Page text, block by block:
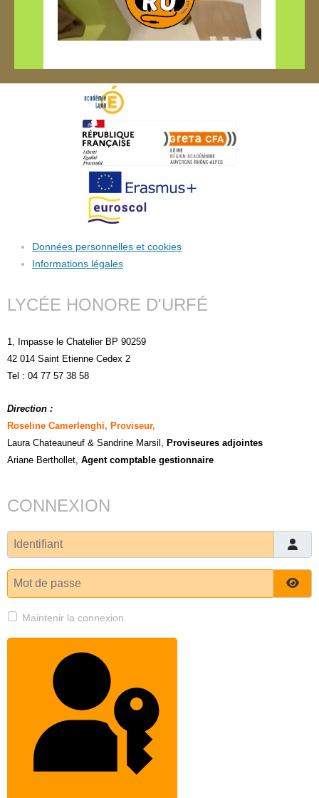
Données personnelles et cookies
Informations légales
LYCÉE HONORE D'URFÉ
1, Impasse le Chatelier BP 90259
42 014 Saint Etienne Cedex 2
Tel : 04 77 57 38 58
Direction :
Roseline Camerlenghi, Proviseur,
Laura Chateauneuf & Sandrine Marsil
Proviseures adjointes
Ariane Berthollet, Agent comptable gestionnaire
CONNEXION
Identifiant
Mot de passe
Maintenir la connexion